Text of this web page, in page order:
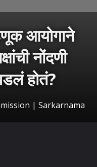
आयोगाने
नोंदणी
होतं?
| Sarkarnama